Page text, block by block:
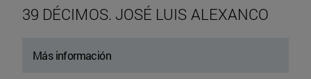
39 DÉCIMOS. JOSÉ LUIS ALEXANCO
Más información